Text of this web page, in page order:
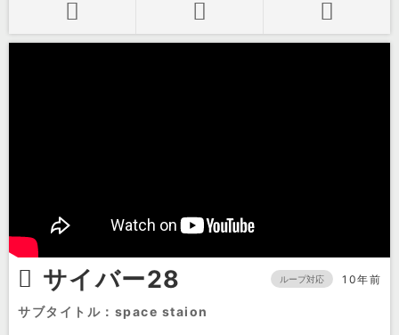
サイバー28 ループ対応 10年前
サブタイトル：space staion